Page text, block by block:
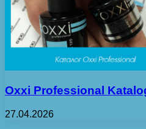
Oxxi Professional
27.04.2026